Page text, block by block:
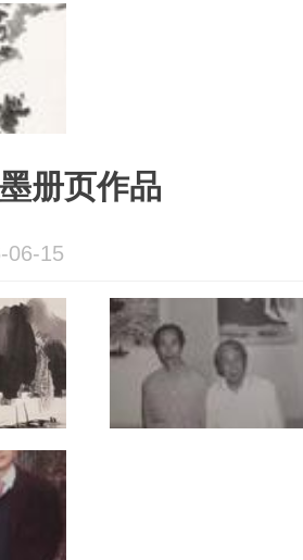
册页作品
06-15